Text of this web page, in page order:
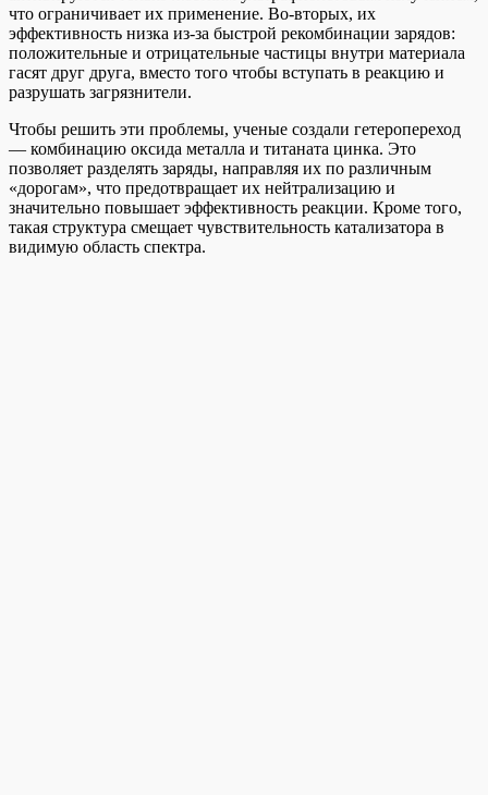
что ограничивает их применение. Во-вторых, их
эффективность низка из-за быстрой рекомбинации зарядов:
положительные и отрицательные частицы внутри материала
гасят друг друга, вместо того чтобы вступать в реакцию и
разрушать загрязнители.
Чтобы решить эти проблемы, ученые создали гетеропереход
— комбинацию оксида металла и титаната цинка. Это
позволяет разделять заряды, направляя их по различным
«дорогам», что предотвращает их нейтрализацию и
значительно повышает эффективность реакции. Кроме того,
такая структура смещает чувствительность катализатора в
видимую область спектра.